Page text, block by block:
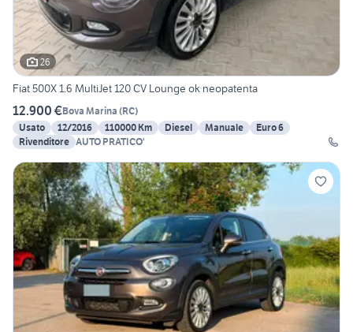
26
Fiat 500X 1.6 MultiJet 120 CV Lounge ok neopatenta
12.900 €Bova Marina (RC)
Usato
12/2016 110000 Km Diesel Manuale
Euro 6
Rivenditore AUTO PRATICO'